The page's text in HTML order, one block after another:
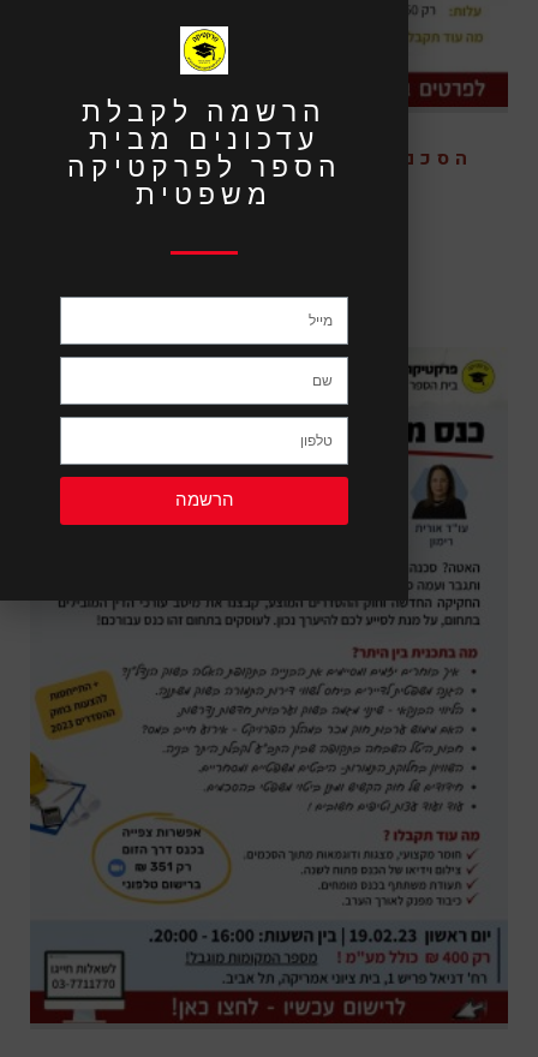
הסכם חלוקת עזבון בין יורשים
2023 – פרונטלי
הרשמה לקבלת
עדכונים מבית
הספר לפרקטיקה
משפטית
הרשמה